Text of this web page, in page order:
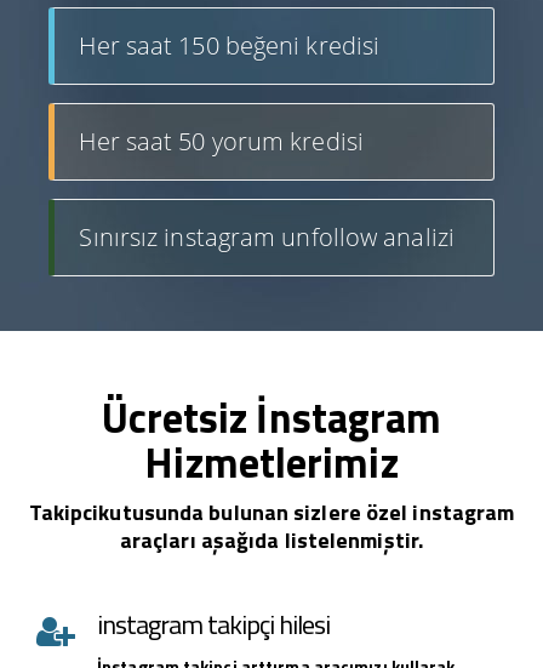
Her saat 150 beğeni kredisi
Her saat 50 yorum kredisi
Sınırsız instagram unfollow analizi
Ücretsiz İnstagram
Hizmetlerimiz
Takipcikutusunda bulunan sizlere özel instagram
araçları aşağıda listelenmiştir.
instagram takipçi hilesi